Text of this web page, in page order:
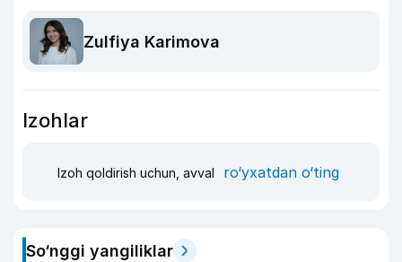
Zulfiya Karimova
Izohlar
Izoh qoldirish uchun, avval ro‘yxatdan o‘ting
So‘nggi yangiliklar